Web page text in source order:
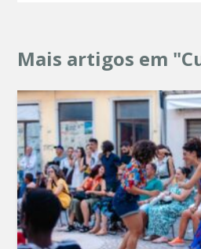
Mais artigos em